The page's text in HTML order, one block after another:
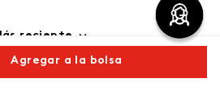
Agregar a la bolsa
reciente